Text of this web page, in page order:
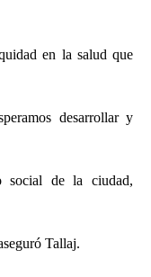
en la salud que
desarrollar y
social de la ciudad,
Tallaj.